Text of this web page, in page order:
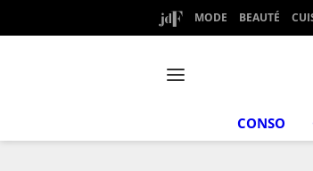
MODE BEAUTÉ
CONSO